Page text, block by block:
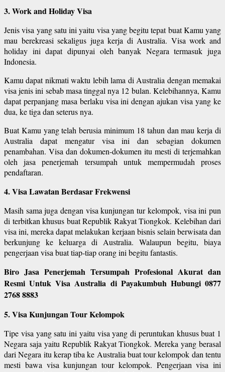
3. Work and Holiday Visa
Jenis visa yang satu ini yaitu visa yang begitu tepat buat Kamu yang
mau berekreasi sekaligus juga kerja di Australia. Visa work and
holiday ini dapat dipunyai oleh banyak Negara termasuk juga
Indonesia.
Kamu dapat nikmati waktu lebih lama di Australia dengan memakai
visa jenis ini sebab masa tinggal nya 12 bulan. Kelebihannya, Kamu
dapat perpanjang masa berlaku visa ini dengan ajukan visa yang ke
dua, ke tiga dan seterus nya.
Buat Kamu yang telah berusia minimum 18 tahun dan mau kerja di
Australia dapat mengatur visa ini dan sebagian dokumen
penambahan. Visa dan dokumen-dokumen itu mesti di terjemahkan
oleh jasa penerjemah tersumpah untuk mempermudah proses
pendaftaran.
4. Visa Lawatan Berdasar Frekwensi
Masih sama juga dengan visa kunjungan tur kelompok, visa ini pun
di terbitkan khusus buat Republik Rakyat Tiongkok. Kelebihan dari
visa ini, mereka dapat melakukan kerjaan bisnis selain berwisata dan
berkunjung ke keluarga di Australia. Walaupun begitu, biaya
pengerjaan visa buat tiap-tiap orang ini begitu fantastis.
Biro Jasa Penerjemah Tersumpah Profesional Akurat dan
Resmi Untuk Visa Australia di Payakumbuh Hubungi 0877
2768 8883
5. Visa Kunjungan Tour Kelompok
Tipe visa yang satu ini yaitu visa yang di peruntukan khusus buat 1
Negara saja yaitu Republik Rakyat Tiongkok. Mereka yang berasal
dari Negara itu kerap tiba ke Australia buat tour kelompok dan tentu
mesti bawa visa kunjungan tour kelompok. Pengerjaan visa ini